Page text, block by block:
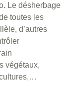
Le désherbage
toutes les
d’autres
végétaux,